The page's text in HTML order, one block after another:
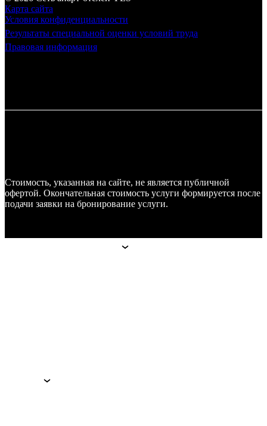
Карта сайта
Условия конфиденциальности
Результаты специальной оценки условий труда
Правовая информация
Стоимость, указанная на сайте, не является публичной
офертой. Окончательная стоимость услуги формируется после
подачи заявки на бронирование услуги.